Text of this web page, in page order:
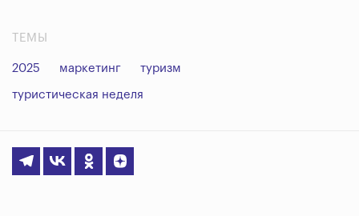
ТЕМЫ
2025 маркетинг туризм
туристическая неделя